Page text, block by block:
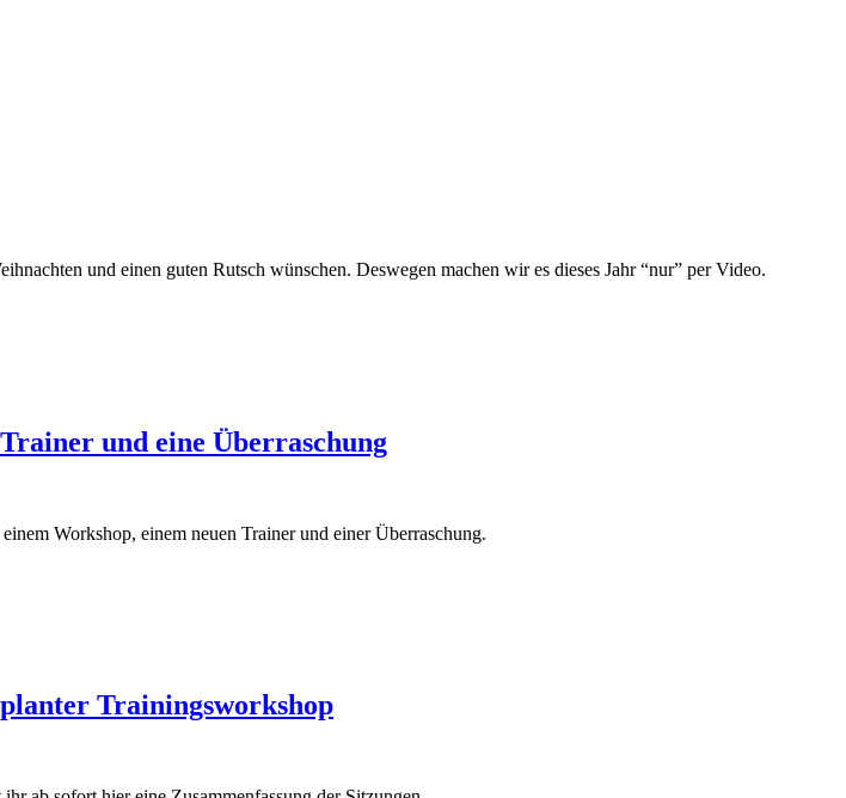
und einen guten Rutsch wünschen. Deswegen machen wir es dieses Jahr “nur” per Video.
und eine Überraschung
Workshop, einem neuen Trainer und einer Überraschung.
Trainingsworkshop